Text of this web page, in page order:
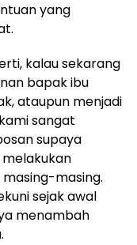
yang
kalau sekarang
bapak ibu
ataupun menjadi
sangat
supaya
masing.
sejak awal
menambah